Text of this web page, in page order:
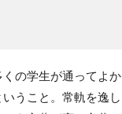
の学生が通ってよ
うこと。常軌を逸